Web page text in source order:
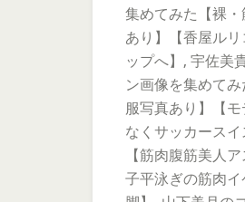
集めてみた【裸
あり】【香屋ル
ップへ】, 宇佐美
ン画像を集めて
服写真あり】【
なくサッカース
【筋肉腹筋美人
子平泳ぎの筋肉